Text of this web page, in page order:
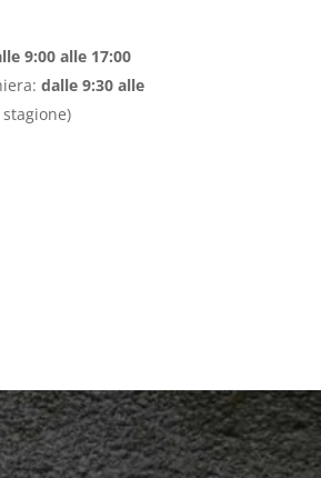
9:00 alle 17:00
dalle 9:30 alle